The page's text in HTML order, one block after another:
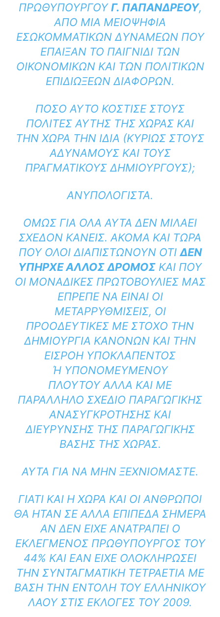
ΠΡΩΘΥΠΟΥΡΓΟΎΓ. ΠΑΠΑΝΔΡΈΟΥ,
ΑΠΌ ΜΙΑ ΜΕΙΟΨΗΦΊΑ
ΕΣΩΚΟΜΜΑΤΙΚΏΝ ΔΥΝΆΜΕΩΝ ΠΟΥ
ΈΠΑΙΞΑΝ ΤΟ ΠΑΙΓΝΊΔΙ ΤΩΝ
ΟΙΚΟΝΟΜΙΚΏΝ ΚΑΙ ΤΩΝ ΠΟΛΙΤΙΚΏΝ
ΕΠΙΔΙΏΞΕΩΝ ΔΙΑΦΌΡΩΝ.
ΠΌΣΟ ΑΥΤΌ ΚΌΣΤΙΣΕ ΣΤΟΥΣ
ΠΟΛΊΤΕΣ ΑΥΤΗΣ ΤΗΣ ΧΏΡΑΣ ΚΑΙ
ΤΗΝ ΧΏΡΑ ΤΗΝ ΊΔΙΑ (ΚΥΡΙΩΣ ΣΤΟΥΣ
ΑΔΎΝΑΜΟΥΣ ΚΑΙ ΤΟΥΣ
ΠΡΑΓΜΑΤΙΚΟΎΣ ΔΗΜΙΟΥΡΓΟΎΣ);
ΑΝΥΠΟΛΟΓΙΣΤΑ.
ΌΜΩΣ ΓΙΑ ΌΛΑ ΑΥΤΆ ΔΕΝ ΜΙΛΆΕΙ
ΣΧΕΔΌΝ ΚΑΝΕΊΣ. ΑΚΌΜΑ ΚΑΙ ΤΏΡΑ
ΠΟΥ ΌΛΟΙ ΔΙΑΠΙΣΤΏΝΟΥΝ ΟΤΙ ΔΕΝ
ΥΠΉΡΧΕ ΆΛΛΟΣ ΔΡΌΜΟΣ ΚΑΙ ΠΟΥ
ΟΙ ΜΟΝΑΔΙΚΈΣ ΠΡΩΤΟΒΟΥΛΊΕΣ ΜΑΣ
ΈΠΡΕΠΕ ΝΑ ΕΊΝΑΙ ΟΙ
ΜΕΤΑΡΡΥΘΜΊΣΕΙΣ, ΟΙ
ΠΡΟΟΔΕΥΤΙΚΈΣ ΜΕ ΣΤΌΧΟ ΤΗΝ
ΔΗΜΙΟΥΡΓΊΑ ΚΑΝΌΝΩΝ ΚΑΙ ΤΗΝ
ΕΙΣΡΟΉ ΥΠΟΚΛΑΠΈΝΤΟΣ
Ή ΥΠΟΝΟΜΕΥΜΈΝΟΥ Π
ΛΟΎΤΟΥ ΑΛΛΑ ΚΑΙ ΜΕ Π
ΑΡΆΛΛΗΛΟ ΣΧΈΔΙΟ ΠΑΡΑΓΩΓΙΚΉΣ Α
ΝΑΣΥΓΚΡΌΤΗΣΗΣ ΚΑΙ Δ
ΙΕΎΡΥΝΣΗΣ ΤΗΣ ΠΑΡΑΓΩΓΙΚΉΣ Β
ΆΣΗΣ ΤΗΣ ΧΏΡΑΣ.
ΑΥΤΆ ΓΙΑ ΝΑ ΜΗΝ ΞΕΧΝΙΌΜΑΣΤΕ.
ΓΙΑΤΊ ΚΑΙ Η ΧΏΡΑ ΚΑΙ ΟΙ ΆΝΘΡΩΠΟΙ
ΘΑ ΉΤΑΝ ΣΕ ΑΛΛΑ ΕΠΊΠΕΔΑ ΣΉΜΕΡΑ
ΑΝ ΔΕΝ ΕΊΧΕ ΑΝΑΤΡΑΠΕΊ Ο
ΕΚΛΕΓΜΈΝΟΣ ΠΡΩΘΥΠΟΥΡΓΌΣ ΤΟΥ
44% ΚΑΙ ΕΑΝ ΕΊΧΕ ΟΛΟΚΛΗΡΏΣΕΙ
ΤΗΝ ΣΥΝΤΑΓΜΑΤΙΚΉ ΤΕΤΡΑΕΤΊΑ ΜΕ
ΒΆΣΗ ΤΗΝ ΕΝΤΟΛΉ ΤΟΥ ΕΛΛΗΝΙΚΟΥ
ΛΑΟΎ ΣΤΙΣ ΕΚΛΟΓΕΣ ΤΟΥ 2009.